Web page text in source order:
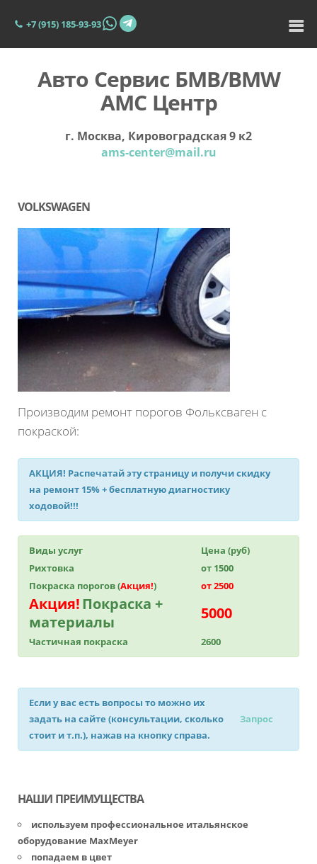
+7 (915) 185-93-93
Авто Сервис БМВ/BMW
АМС Центр
г. Москва, Кировоградская 9 к2
ams-center@mail.ru
VOLKSWAGEN
Производим ремонт порогов Фольксваген с
покраской:
АКЦИЯ! Распечатай эту страницу и получискидку
на ремонт 15%+ бесплатную диагностику
ходовой!!!
Виды услуг
Цена (руб)
Рихтовка
от 1500
Покраска порогов (Акция!) от 2500
Акция!Покраска +
материалы
5000
Частичная покраска 2600
Если у вас есть вопросы то можно их
задать на сайте (консультации, сколько
стоит и т.п.), нажав на кнопку справа.
Запрос
НАШИ ПРЕИМУЩЕСТВА
используем профессиональное итальянское
оборудование MaxMeyer
попадаем в цвет